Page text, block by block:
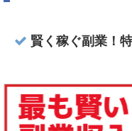
賢く稼ぐ副業！